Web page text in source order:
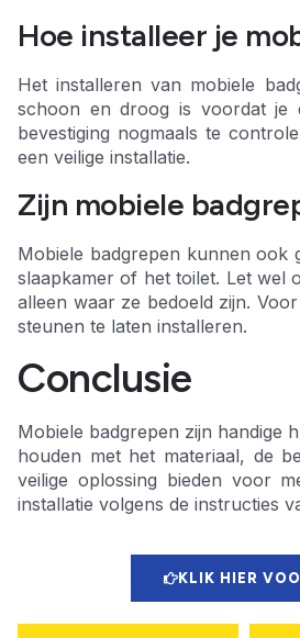
Hoe installeer je
Het installeren van mobiele
schoon en droog is voordat je
bevestiging nogmaals te
een veilige installatie.
Zijn mobiele
Mobiele badgrepen kunnen ook
slaapkamer of het toilet. Let wel
alleen waar ze bedoeld zijn.
steunen te laten installeren.
Conclusie
Mobiele badgrepen zijn handige
houden met het materiaal, de
veilige oplossing bieden voor
installatie volgens de instructies
KLIK HIER